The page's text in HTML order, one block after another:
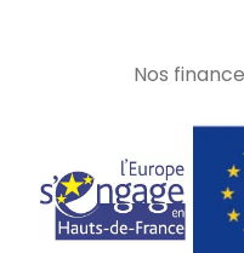
Nos